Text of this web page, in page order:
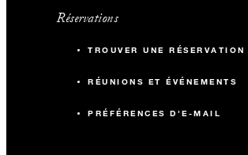
Réservations
TROUVER UNE RÉSERVATION
RÉUNIONS ET ÉVÉNEMENTS
PRÉFÉRENCES D'E-MAIL